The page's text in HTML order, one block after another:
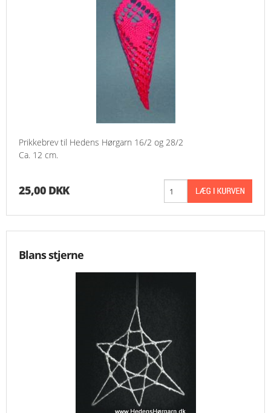
Prikkebrev til Hedens Hørgarn 16/2 og 28/2
Ca. 12 cm.
25,00 DKK
Blans stjerne